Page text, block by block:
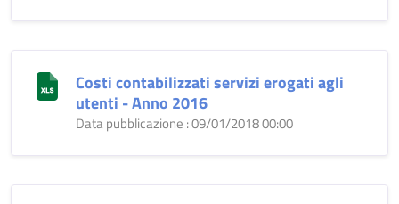
Costi contabilizzati servizi erogati agli
utenti - Anno 2016
Data pubblicazione : 09/01/2018 00:00